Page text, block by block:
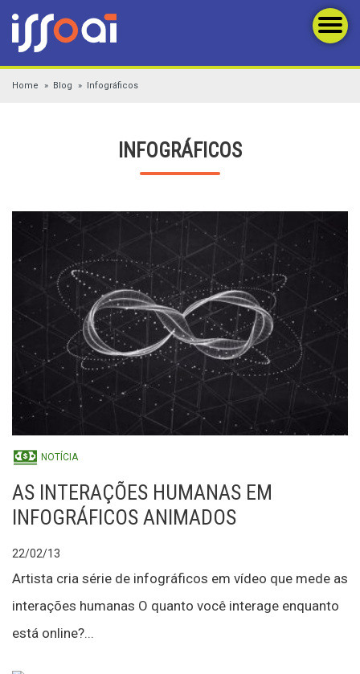
Home Blog Infográficos
INFOGRÁFICOS
NOTÍCIA
AS INTERAÇÕES HUMANAS EM
INFOGRÁFICOS ANIMADOS
22/02/13
Artista cria série de infográficos em vídeo que mede as
interações humanas O quanto você interage enquanto
está online?...